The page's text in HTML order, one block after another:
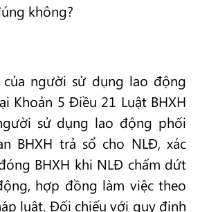
không?
của người sử dụng lao động
Khoản 5 Điều 21 Luật BHXH
sử dụng lao động phối
BHXH trả sổ cho NLĐ, xác
BHXH khi NLĐ chấm dứt
hợp đồng làm việc theo
luật. Đối chiếu với quy định